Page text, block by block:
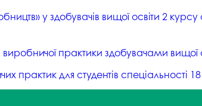
у здобувачів вищої освіти 2 курсу
практики здобувачами вищої
практик для студентів спеціальності